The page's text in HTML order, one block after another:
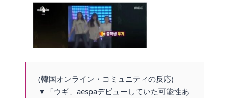
(韓国オンライン・コミュニティの反応)
▼「ウギ、aespaデビューしていた可能性あ